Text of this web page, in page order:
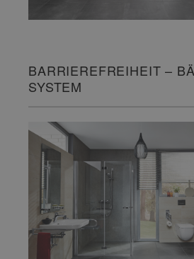
BARRIEREFREIHEIT –
SYSTEM